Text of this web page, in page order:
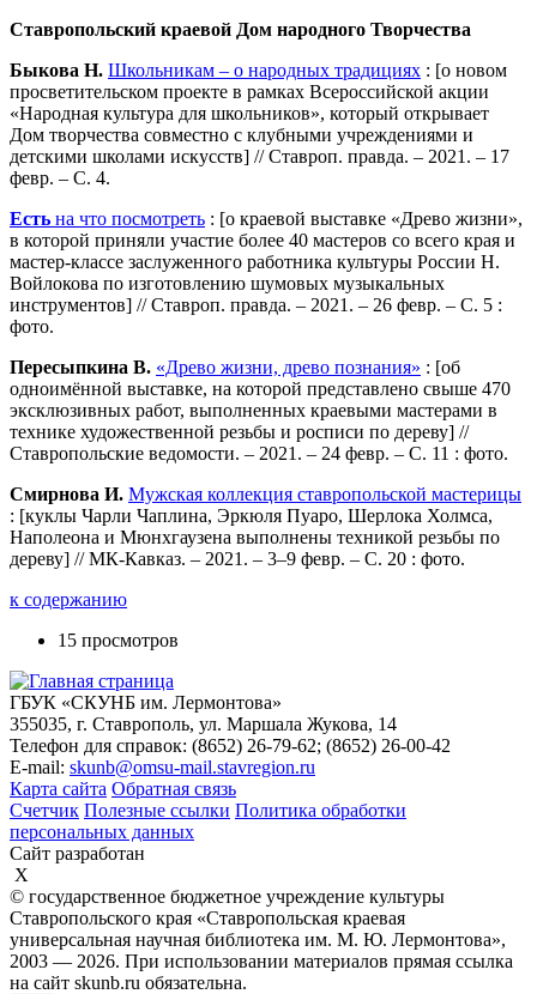
Ставропольский краевой Дом народного Творчества
Быкова Н. Школьникам – о народных традициях : [о новом
просветительском проекте в рамках Всероссийской акции
«Народная культура для школьников», который открывает
Дом творчества совместно с клубными учреждениями и
детскими школами искусств] // Ставроп. правда. – 2021. – 17
февр. – С. 4.
Есть на что посмотреть : [о краевой выставке «Древо жизни»,
в которой приняли участие более 40 мастеров со всего края и
мастер-классе заслуженного работника культуры России Н.
Войлокова по изготовлению шумовых музыкальных
инструментов] // Ставроп. правда. – 2021. – 26 февр. – С. 5 :
фото.
Пересыпкина В. «Древо жизни, древо познания» : [об
одноимённой выставке, на которой представлено свыше 470
эксклюзивных работ, выполненных краевыми мастерами в
технике художественной резьбы и росписи по дереву] //
Ставропольские ведомости. – 2021. – 24 февр. – С. 11 : фото.
Смирнова И. Мужская коллекция ставропольской мастерицы
: [куклы Чарли Чаплина, Эркюля Пуаро, Шерлока Холмса,
Наполеона и Мюнхгаузена выполнены техникой резьбы по
дереву] // МК-Кавказ. – 2021. – 3–9 февр. – С. 20 : фото.
к содержанию
15 просмотров
ГБУК «СКУНБ им. Лермонтова»
355035, г. Ставрополь, ул. Маршала Жукова, 14
Телефон для справок: (8652) 26-79-62; (8652) 26-00-42
E-mail: skunb@omsu-mail.stavregion.ru
Карта сайта Обратная связь
Счетчик Полезные ссылки Политика обработки
персональных данных
Сайт разработан
X
© государственное бюджетное учреждение культуры
Ставропольского края «Ставропольская краевая
универсальная научная библиотека им. М. Ю. Лермонтова»,
2003 — 2026. При использовании материалов прямая ссылка
на сайт skunb.ru обязательна.